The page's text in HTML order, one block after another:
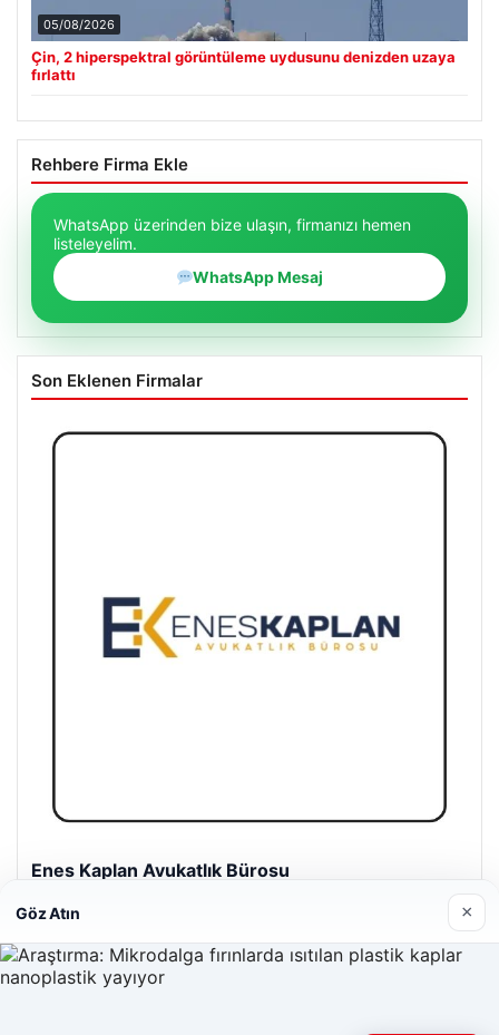
05/08/2026
Çin, 2 hiperspektral görüntüleme uydusunu denizden uzaya
fırlattı
Rehbere Firma Ekle
WhatsApp üzerinden bize ulaşın, firmanızı hemen
listeleyelim.
WhatsApp Mesaj
Son Eklenen Firmalar
Enes Kaplan Avukatlık Bürosu
Göz Atın ×